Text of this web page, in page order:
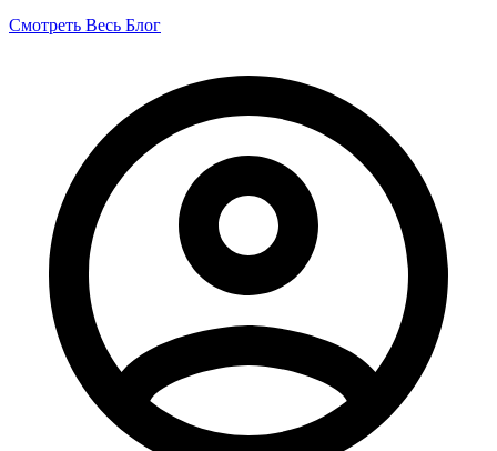
Смотреть Весь Блог